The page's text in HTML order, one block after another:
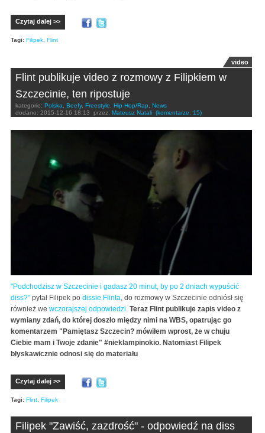
Czytaj dalej >>
Tagi: Filipek, Flint
video
Flint publikuje video z rozmowy z Filipkiem w
Szczecinie, ten ripostuje
kategorie: Polska, Beefy, Freestyle, Hip-Hop/Rap, News
dodano: 2015-12-16 18:13 przez: Mateusz Natali (komentarze: 15)
"Podchodzisz w Szczecinie i gadasz 20 minut, by po 2 dniach wypuścić
diss?" pytał Filipek po dissie Flinta, do rozmowy w Szczecinie odniósł się
również we wczorajszej odpowiedzi. Teraz Flint publikuje zapis video z
wymiany zdań, do której doszło między nimi na WBS, opatrując go
komentarzem "Pamiętasz Szczecin? mówiłem wprost, że w chuju
Ciebie mam i Twoje zdanie" ‪#‎nieklampinokio‬. Natomiast Filipek
błyskawicznie odnosi się do materiału
Czytaj dalej >>
Tagi: Flint Filipek
Filipek "Zawiść, zazdrość" - odpowiedź na diss